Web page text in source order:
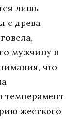
лишь
с древа
мужчину в
что
темперамент
жесткого